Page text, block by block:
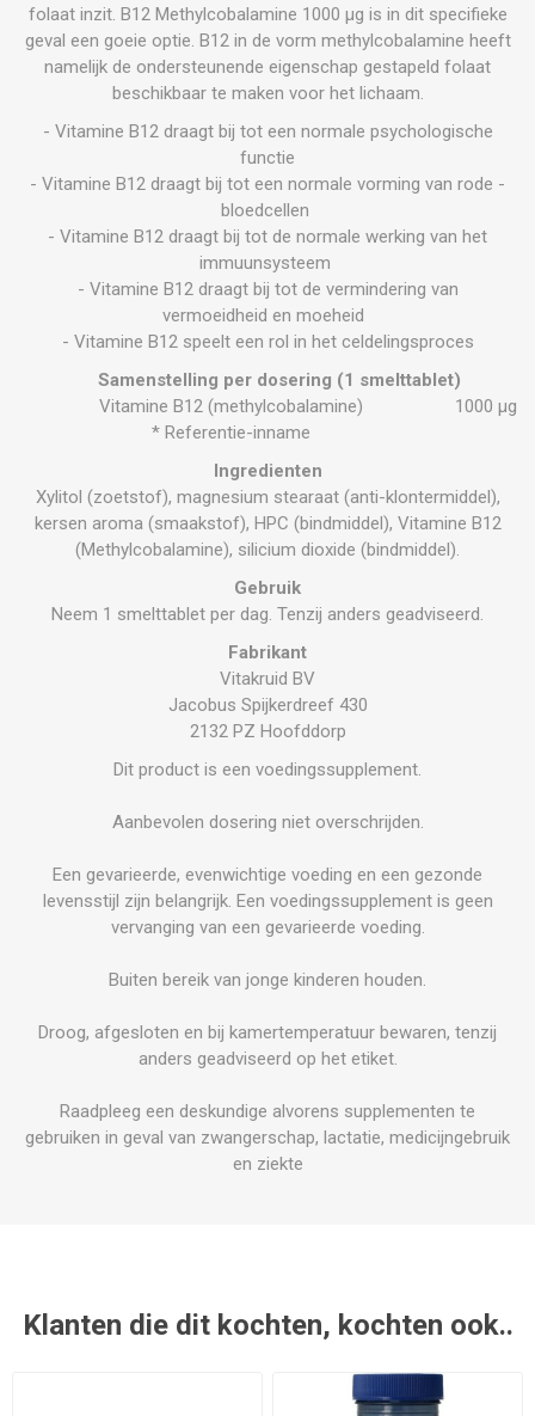
folaat inzit. B12 Methylcobalamine 1000 µg is in dit specifieke
geval een goeie optie. B12 in de vorm methylcobalamine heeft
namelijk de ondersteunende eigenschap gestapeld folaat
beschikbaar te maken voor het lichaam.
- Vitamine B12 draagt bij tot een normale psychologische
functie
- Vitamine B12 draagt bij tot een normale vorming van rode -
bloedcellen
- Vitamine B12 draagt bij tot de normale werking van het
immuunsysteem
- Vitamine B12 draagt bij tot de vermindering van
vermoeidheid en moeheid
- Vitamine B12 speelt een rol in het celdelingsproces
Samenstelling per dosering (1 smelttablet)
Vitamine B12 (methylcobalamine)
1000 µg
* Referentie-inname
Ingredienten
Xylitol (zoetstof), magnesium stearaat (anti-klontermiddel),
kersen aroma (smaakstof), HPC (bindmiddel), Vitamine B12
(Methylcobalamine), silicium dioxide (bindmiddel).
Gebruik
Neem 1 smelttablet per dag. Tenzij anders geadviseerd.
Fabrikant
Vitakruid BV
Jacobus Spijkerdreef 430
2132 PZ Hoofddorp
Dit product is een voedingssupplement.
Aanbevolen dosering niet overschrijden.
Een gevarieerde, evenwichtige voeding en een gezonde
levensstijl zijn belangrijk. Een voedingssupplement is geen
vervanging van een gevarieerde voeding.
Buiten bereik van jonge kinderen houden.
Droog, afgesloten en bij kamertemperatuur bewaren, tenzij
anders geadviseerd op het etiket.
Raadpleeg een deskundige alvorens supplementen te
gebruiken in geval van zwangerschap, lactatie, medicijngebruik
en ziekte
Klanten die dit kochten, kochten ook..